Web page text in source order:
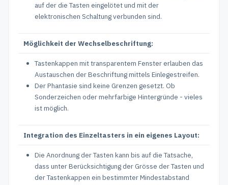
auf der die Tasten eingelötet und mit der
elektronischen Schaltung verbunden sind.
Möglichkeit der Wechselbeschriftung:
Tastenkappen mit transparentem Fenster erlauben das
Austauschen der Beschriftung mittels Einlegestreifen.
Der Phantasie sind keine Grenzen gesetzt. Ob
Sonderzeichen oder mehrfarbige Hintergründe - vieles
ist möglich.
Integration des Einzeltasters in ein eigenes Layout:
Die Anordnung der Tasten kann bis auf die Tatsache,
dass unter Berücksichtigung der Grösse der Tasten und
der Tastenkappen ein bestimmter Mindestabstand